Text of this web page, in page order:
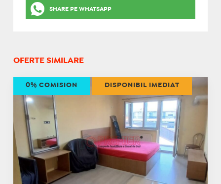
SHARE PE WHATSAPP
OFERTE SIMILARE
0% COMISION DISPONIBIL IMEDIAT